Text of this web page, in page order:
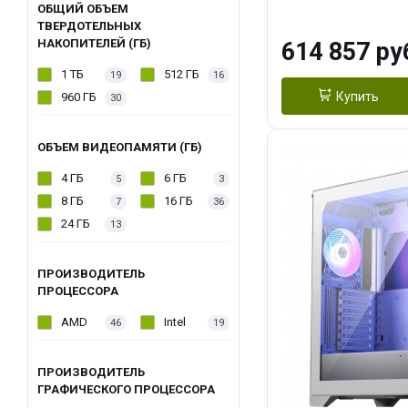
ОБЩИЙ ОБЪЕМ
ТВЕРДОТЕЛЬНЫХ
НАКОПИТЕЛЕЙ (ГБ)
1 ТБ 19 512 ГБ 16
960 ГБ 30
ОБЪЕМ ВИДЕОПАМЯТИ (ГБ)
4 ГБ 5 6 ГБ 3
8 ГБ 7 16 ГБ 36
24 ГБ 13
ПРОИЗВОДИТЕЛЬ
ПРОЦЕССОРА
AMD 46 Intel 19
ПРОИЗВОДИТЕЛЬ
ГРАФИЧЕСКОГО ПРОЦЕССОРА
Turbo/ 1 ТБ
614 857
Купить